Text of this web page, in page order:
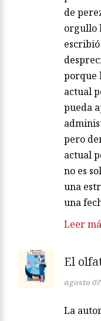
de
orgullo
porque
actual
pueda
pero
actual
no es
una
una
Leer
El
agosto
La